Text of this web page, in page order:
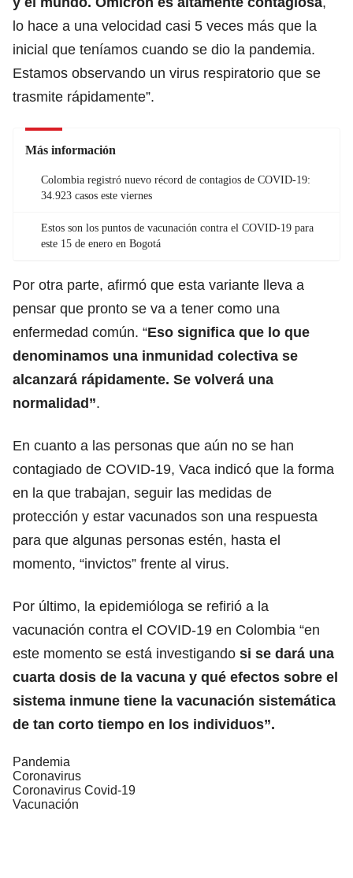
lo hace a una velocidad casi 5 veces más que la
inicial que teníamos cuando se dio la pandemia.
Estamos observando un virus respiratorio que se
trasmite rápidamente”.
Más información
Colombia registró nuevo récord de contagios de COVID-19:
34.923 casos este viernes
Estos son los puntos de vacunación contra el COVID-19 para
este 15 de enero en Bogotá
Por otra parte, afirmó que esta variante lleva a
pensar que pronto se va a tener como una
enfermedad común. “Eso significa que lo que
denominamos una inmunidad colectiva se
alcanzará rápidamente. Se volverá una
normalidad”.
En cuanto a las personas que aún no se han
contagiado de COVID-19, Vaca indicó que la forma
en la que trabajan, seguir las medidas de
protección y estar vacunados son una respuesta
para que algunas personas estén, hasta el
momento, “invictos” frente al virus.
Por último, la epidemióloga se refirió a la
vacunación contra el COVID-19 en Colombia “en
este momento se está investigando si se dará una
cuarta dosis de la vacuna y qué efectos sobre el
sistema inmune tiene la vacunación sistemática
de tan corto tiempo en los individuos”.
Pandemia
Coronavirus
Coronavirus Covid-19
Vacunación